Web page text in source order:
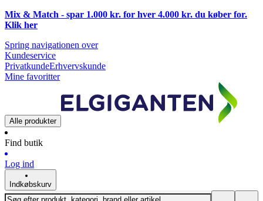
Mix & Match - spar 1.000 kr. for hver 4.000 kr. du køber for.
Klik her
Spring navigationen over
Kundeservice
PrivatkundeErhvervskunde
Mine favoritter
Alle produkter
Find butik
Log ind
Indkøbskurv